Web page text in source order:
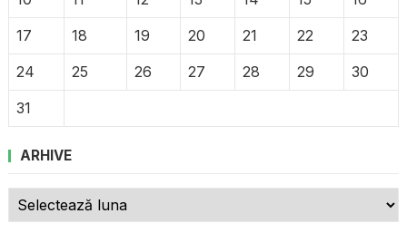
17
18 19 20 21 22
23
24
25 26 27 28 29
30
31
ARHIVE
Arhive